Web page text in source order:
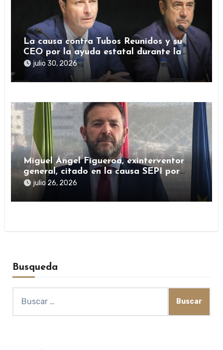
La causa contra Tubos Reunidos y su
CEO por la ayuda estatal durante la
pandemia sigue abierta
julio 30, 2026
Miguel Ángel Figueroa, exinterventor
general, citado en la causa SEPI por
presuntas irregularidades en ayudas
julio 26, 2026
Busqueda